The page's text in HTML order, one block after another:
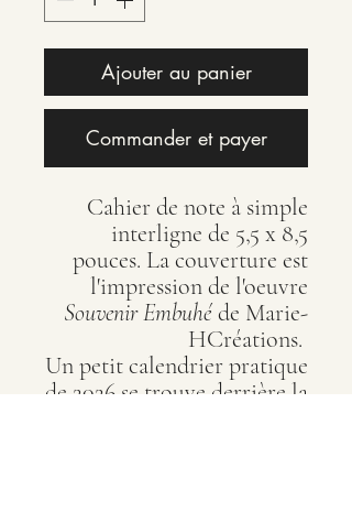
Ajouter au panier
Commander et payer
Cahier de note à simple
interligne de 5,5 x 8,5
pouces. La couverture est
l'impression de l'oeuvre
Souvenir Embuhé de Marie-
HCréations.
Un petit calendrier pratique
de 2026 se trouve derrière la